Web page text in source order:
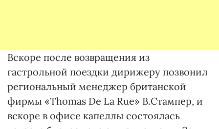
Вскоре после возвращения из
гастрольной поездки дирижеру позвонил
региональный менеджер британской
фирмы «Thomas De La Rue» В.Стампер, и
вскоре в офисе капеллы состоялась